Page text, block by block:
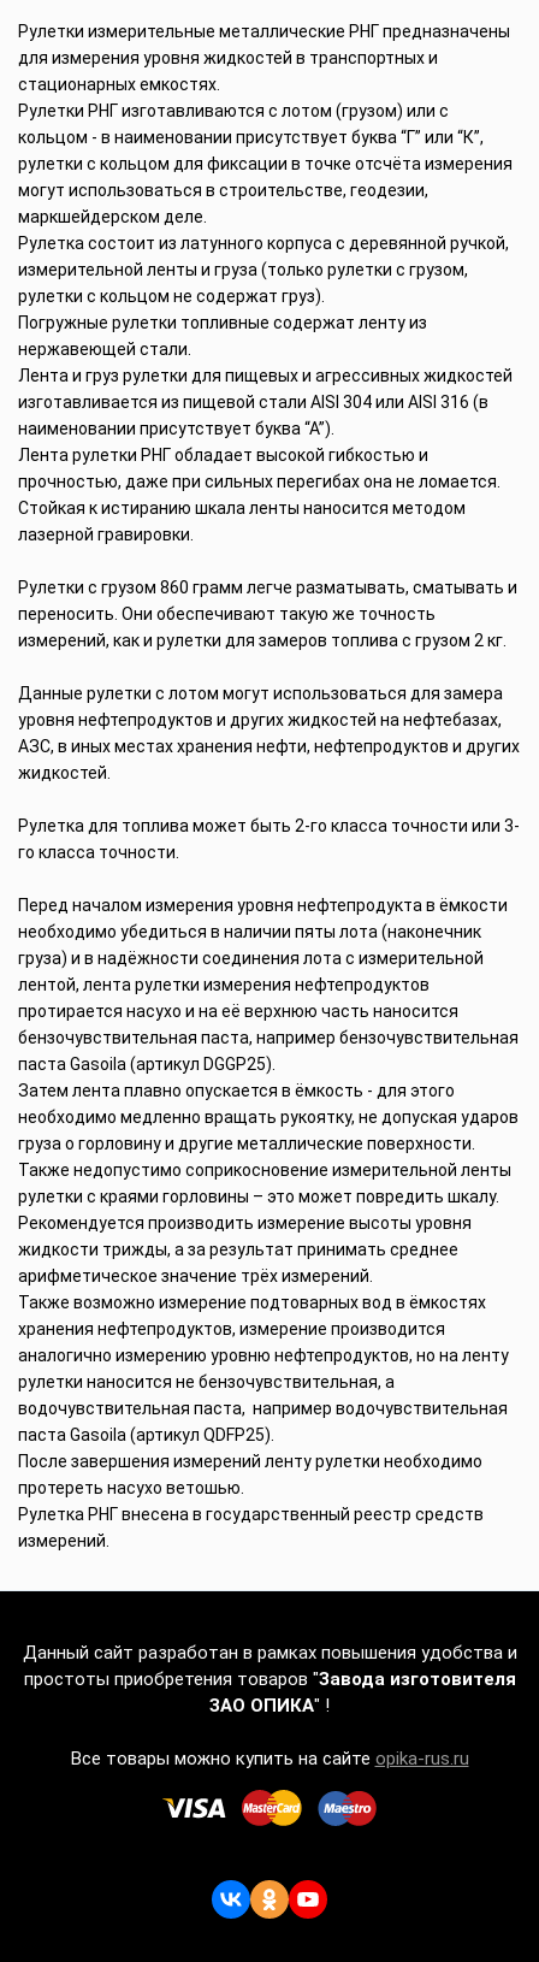
Рулетки измерительные металлические РНГ предназначены
для измерения уровня жидкостей в транспортных и
стационарных емкостях.
Рулетки РНГ изготавливаются с лотом (грузом) или с
кольцом - в наименовании присутствует буква “Г” или “К”,
рулетки с кольцом для фиксации в точке отсчёта измерения
могут использоваться в строительстве, геодезии,
маркшейдерском деле.
Рулетка состоит из латунного корпуса с деревянной ручкой,
измерительной ленты и груза (только рулетки с грузом,
рулетки с кольцом не содержат груз).
Погружные рулетки топливные содержат ленту из
нержавеющей стали.
Лента и груз рулетки для пищевых и агрессивных жидкостей
изготавливается из пищевой стали AISI 304 или AISI 316 (в
наименовании присутствует буква “А”).
Лента рулетки РНГ обладает высокой гибкостью и
прочностью, даже при сильных перегибах она не ломается.
Стойкая к истиранию шкала ленты наносится методом
лазерной гравировки.
Рулетки с грузом 860 грамм легче разматывать, сматывать и
переносить. Они обеспечивают такую же точность
измерений, как и рулетки для замеров топлива с грузом 2 кг.
Данные рулетки с лотом могут использоваться для замера
уровня нефтепродуктов и других жидкостей на нефтебазах,
АЗС, в иных местах хранения нефти, нефтепродуктов и других
жидкостей.
Рулетка для топлива может быть 2-го класса точности или 3-
го класса точности.
Перед началом измерения уровня нефтепродукта в ёмкости
необходимо убедиться в наличии пяты лота (наконечник
груза) и в надёжности соединения лота с измерительной
лентой, лента рулетки измерения нефтепродуктов
протирается насухо и на её верхнюю часть наносится
бензочувствительная паста, например бензочувствительная
паста Gasoila (артикул DGGP25).
Затем лента плавно опускается в ёмкость - для этого
необходимо медленно вращать рукоятку, не допуская ударов
груза о горловину и другие металлические поверхности.
Также недопустимо соприкосновение измерительной ленты
рулетки с краями горловины – это может повредить шкалу.
Рекомендуется производить измерение высоты уровня
жидкости трижды, а за результат принимать среднее
арифметическое значение трёх измерений.
Также возможно измерение подтоварных вод в ёмкостях
хранения нефтепродуктов, измерение производится
аналогично измерению уровню нефтепродуктов, но на ленту
рулетки наносится не бензочувствительная, а
водочувствительная паста, например водочувствительная
паста Gasoila (артикул QDFP25).
После завершения измерений ленту рулетки необходимо
протереть насухо ветошью.
Рулетка РНГ внесена в государственный реестр средств
измерений.
Данный сайт разработан в рамках повышения удобства и
простоты приобретения товаров "Завода изготовителя
ЗАО ОПИКА" !
Все товары можно купить на сайте opika-rus.ru